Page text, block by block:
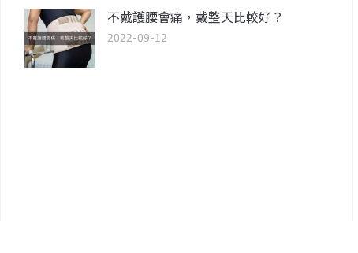
不戴護腰會痛，戴整天比較好？
2022-09-12